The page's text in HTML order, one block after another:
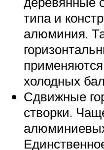
типа и
алюминия.
холодных
Сдвижные
створки.